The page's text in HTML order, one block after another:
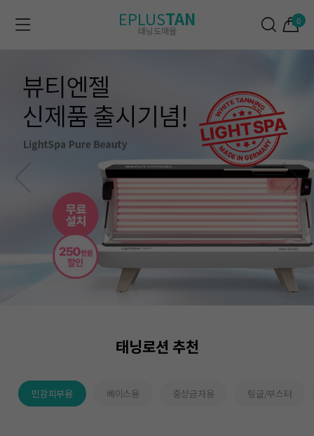
EPLUSTAN
태닝도매몰
0
태닝로션 추천
민감피부용 베이스용 중상급자용 팅글/부스터